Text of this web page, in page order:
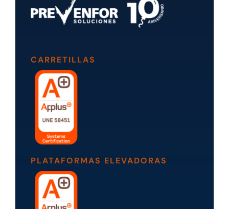
CARRETILLAS
PLATAFORMAS ELEVADORAS